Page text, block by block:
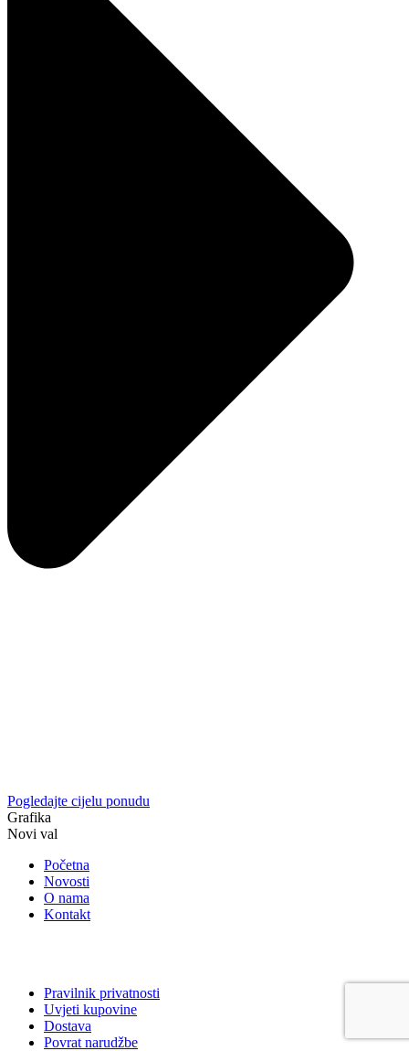
Pogledajte cijelu ponudu
Grafika
Novi val
Početna
Novosti
O nama
Kontakt
Pravilnik privatnosti
Uvjeti kupovine
Dostava
Povrat narudžbe